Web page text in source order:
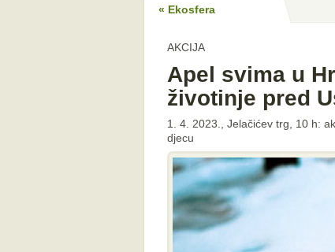
« Ekosfera
AKCIJA
Apel svima u
životinje pred
1. 4. 2023., Jelačićev trg, 10 h:
djecu